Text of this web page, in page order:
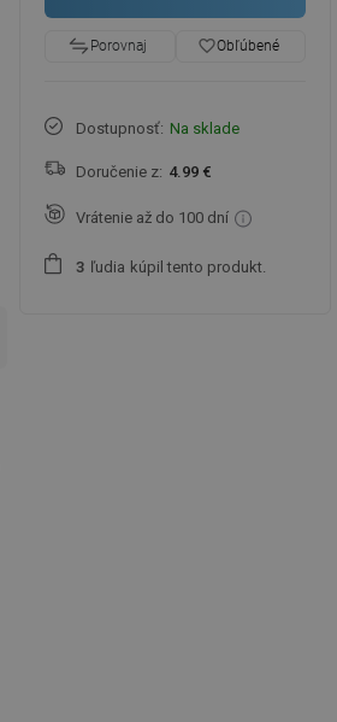
Porovnaj favorite_borderObľúbené
Dostupnosť: Na sklade
Doručenie z: 4.99 €
Vrátenie až do 100 dní
3 ľudia kúpil tento produkt.